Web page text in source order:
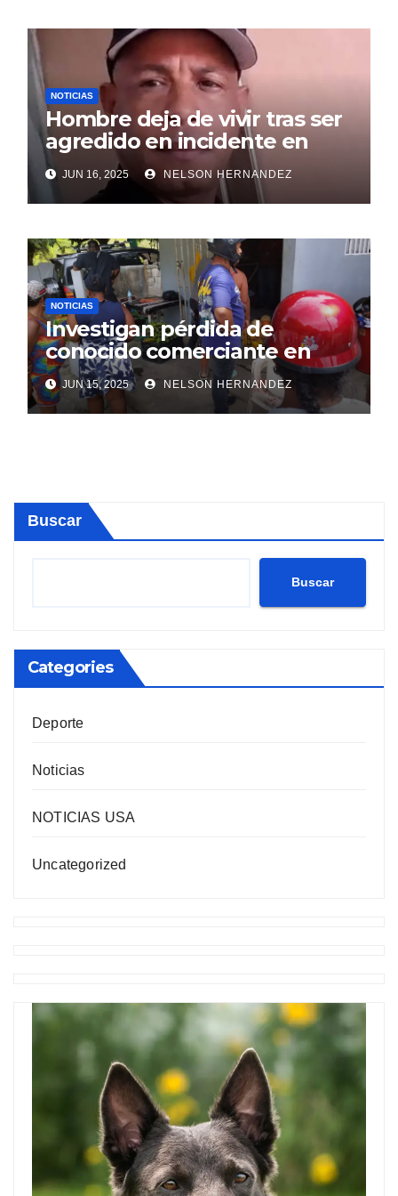
NOTICIAS
Hombre deja de vivir tras ser
agredido en incidente en
SDE
JUN 16, 2025 NELSON HERNANDEZ
NOTICIAS
Investigan pérdida de
conocido comerciante en
Sosúa
JUN 15, 2025 NELSON HERNANDEZ
Buscar
Buscar
Categories
Deporte
Noticias
NOTICIAS USA
Uncategorized